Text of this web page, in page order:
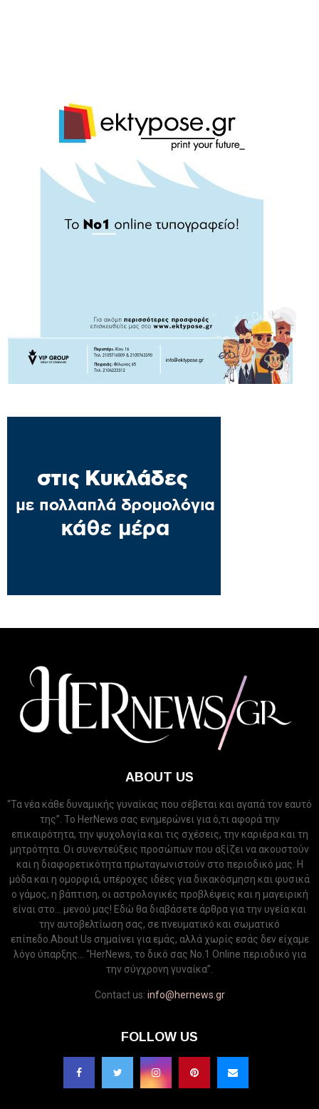
ABOUT US
“Τα νέα κάθε δυναμικής γυναίκας που σέβεται και αγαπά τον εαυτό
της”. Το HerNews σας ενημερώνει για ό,τι αφορά την
επικαιρότητα, την ψυχολογία και τις σχέσεις, την καριέρα και τη
μητρότητα. Οι συνεντεύξεις προσώπων που αξίζει να ακουστούν
και η διαφορετικότητα πρωταγωνιστούν στο περιοδικό μας. Η
μόδα και η ομορφιά, υπέροχες ιδέες για δικακόσμηση και φυσικά
ο γάμος, η βάπτιση, οι αστρολογικές προβλέψεις και η μαγειρική
είναι στο... μενού μας! Εδώ θα διαβάσετε άρθρα για την υγεία και
την αυτοβελτίωση σας, σε πνευματικό και σωματικό
επίπεδο.About Us σημαίνει για εμάς, αλλά χωρίς εσάς δεν είχαμε
λόγο ύπαρξης... “HerNews, το δικό σας Νo.1 Online περιοδικό για
την σύγχρονη γυναίκα”.
Contact us: info@hernews.gr
FOLLOW US